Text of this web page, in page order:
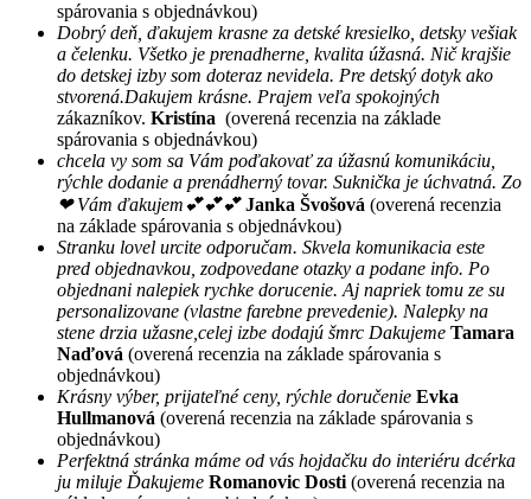
spárovania s objednávkou)
Dobrý deň, ďakujem krasne za detské kresielko, detsky vešiak
a čelenku. Všetko je prenadherne, kvalita úžasná. Nič krajšie
do detskej izby som doteraz nevidela. Pre detský dotyk ako
stvorená.Dakujem krásne. Prajem veľa spokojných
zákazníkov. Kristína (overená recenzia na základe
spárovania s objednávkou)
chcela vy som sa Vám poďakovať za úžasnú komunikáciu,
rýchle dodanie a prenádherný tovar. Suknička je úchvatná. Zo
❤ Vám ďakujem💕💕💕 Janka Švošová (overená recenzia
na základe spárovania s objednávkou)
Stranku lovel urcite odporučam. Skvela komunikacia este
pred objednavkou, zodpovedane otazky a podane info. Po
objednani nalepiek rychke dorucenie. Aj napriek tomu ze su
personalizovane (vlastne farebne prevedenie). Nalepky na
stene drzia užasne,celej izbe dodajú šmrc Dakujeme Tamara
Naďová (overená recenzia na základe spárovania s
objednávkou)
Krásny výber, prijateľné ceny, rýchle doručenie Evka
Hullmanová (overená recenzia na základe spárovania s
objednávkou)
Perfektná stránka máme od vás hojdačku do interiéru dcérka
ju miluje Ďakujeme Romanovic Dosti(overená recenzia na